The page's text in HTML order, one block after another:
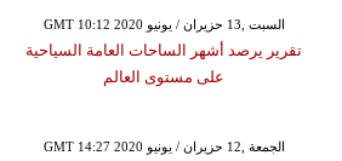
GMT 10:12 2020 السبت ,13 حزيران / يونيو
تقرير يرصد أشهر الساحات العامة السياحية
على مستوى العالم
GMT 14:27 2020 الجمعة ,12 حزيران / يونيو